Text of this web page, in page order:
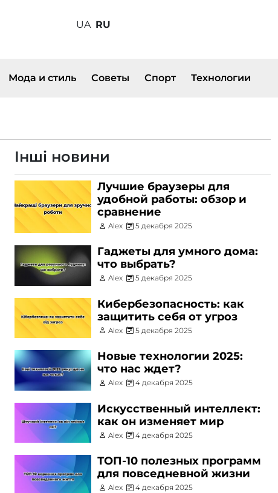
UA RU
Мода и стиль Советы Спорт Технологии
Інші новини
Лучшие браузеры для
удобной работы: обзор и
сравнение
Alex 5 декабря 2025
Гаджеты для умного дома:
что выбрать?
Alex 5 декабря 2025
Кибербезопасность: как
защитить себя от угроз
Alex 5 декабря 2025
Новые технологии 2025:
что нас ждет?
Alex 4 декабря 2025
Искусственный интеллект:
как он изменяет мир
Alex 4 декабря 2025
ТОП-10 полезных программ
для повседневной жизни
Alex 4 декабря 2025